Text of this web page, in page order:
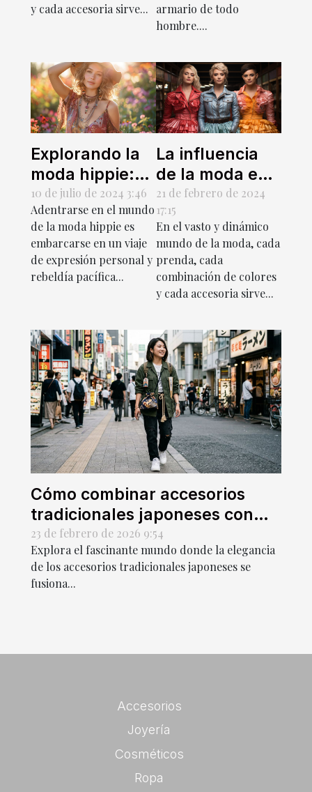
y cada accesoria sirve...
armario de todo
hombre....
Explorando la
moda hippie:
tendencias y
consejos para
un estilo boho
10 de julio de 2024 3:46
Adentrarse en el mundo
de la moda hippie es
embarcarse en un viaje
de expresión personal y
rebeldía pacífica...
La influencia
de la moda en
la identidad de
género
21 de febrero de 2024
17:15
En el vasto y dinámico
mundo de la moda, cada
prenda, cada
combinación de colores
y cada accesoria sirve...
Cómo combinar accesorios
tradicionales japoneses con
moda urbana
23 de febrero de 2026 9:54
Explora el fascinante mundo donde la elegancia
de los accesorios tradicionales japoneses se
fusiona...
Accesorios
Joyería
Cosméticos
Ropa